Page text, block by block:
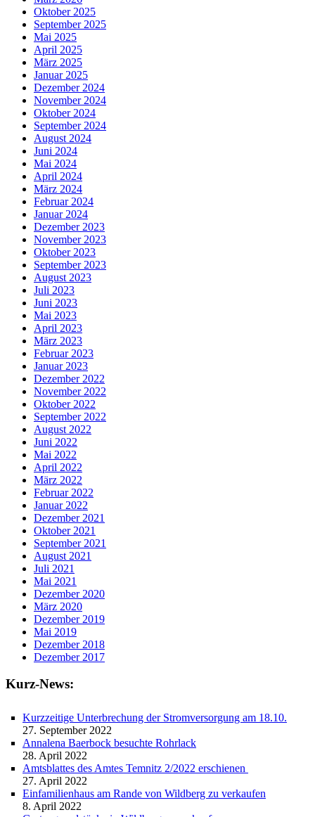
Oktober 2025
September 2025
Mai 2025
April 2025
März 2025
Januar 2025
Dezember 2024
November 2024
Oktober 2024
September 2024
August 2024
Juni 2024
Mai 2024
April 2024
März 2024
Februar 2024
Januar 2024
Dezember 2023
November 2023
Oktober 2023
September 2023
August 2023
Juli 2023
Juni 2023
Mai 2023
April 2023
März 2023
Februar 2023
Januar 2023
Dezember 2022
November 2022
Oktober 2022
September 2022
August 2022
Juni 2022
Mai 2022
April 2022
März 2022
Februar 2022
Januar 2022
Dezember 2021
Oktober 2021
September 2021
August 2021
Juli 2021
Mai 2021
Dezember 2020
März 2020
Dezember 2019
Mai 2019
Dezember 2018
Dezember 2017
Kurz-News:
Kurzzeitige Unterbrechung der Stromversorgung am 18.10.
27. September 2022
Annalena Baerbock besuchte Rohrlack
28. April 2022
Amtsblattes des Amtes Temnitz 2/2022 erschienen
27. April 2022
Einfamilienhaus am Rande von Wildberg zu verkaufen
8. April 2022